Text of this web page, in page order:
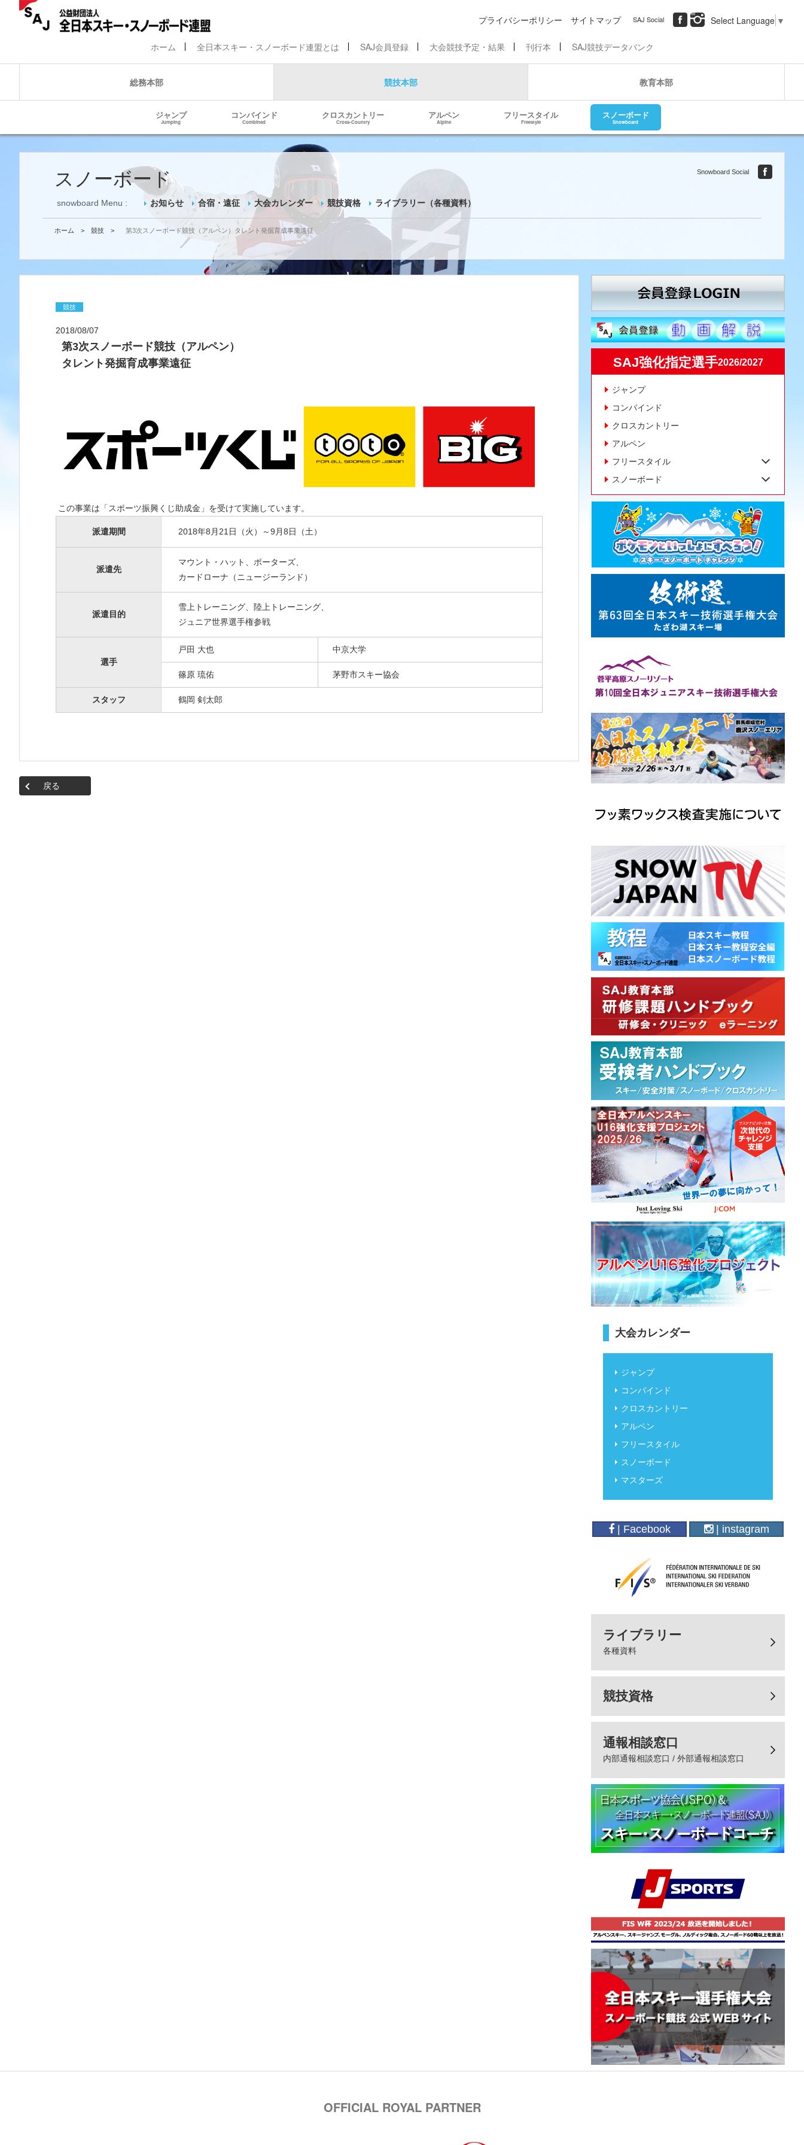
プライバシーポリシー サイトマップ SAJ Social Select Language ▼
ホーム 全日本スキー・スノーボード連盟とは SAJ会員登録 大会競技予定・結果 刊行本 SAJ競技データバンク
総務本部 競技本部 教育本部
ジャンプ
Jumping
コンバインド
Combined
クロスカントリー
Cross-Country
アルペン
Alpine
フリースタイル
Freestyle
スノーボード
Snowboard
スノーボード
snowboard Menu : お知らせ 合宿・遠征 大会カレンダー 競技資格 ライブラリー（各種資料）
Snowboard Social
ホーム > 競技 > 第3次スノーボード競技（アルペン） タレント発掘育成事業遠征
競技
2018/08/07
第3次スノーボード競技（アルペン）
タレント発掘育成事業遠征
この事業は「スポーツ振興くじ助成金」を受けて実施しています。
派遣期間 2018年8月21日（火）～9月8日（土）
派遣先
マウント・ハット、ポーターズ、
カードローナ（ニュージーランド）
派遣目的
雪上トレーニング、陸上トレーニング、
ジュニア世界選手権参戦
選手
戸田 大也 中京大学
篠原 琉佑 茅野市スキー協会
スタッフ 鶴岡 剣太郎
戻る
SAJ強化指定選手2026/2027
ジャンプ
コンバインド
クロスカントリー
アルペン
フリースタイル
スノーボード
大会カレンダー
ジャンプ
コンバインド
クロスカントリー
アルペン
フリースタイル
スノーボード
マスターズ
| Facebook | instagram
ライブラリー
各種資料
競技資格
通報相談窓口
内部通報相談窓口 / 外部通報相談窓口
OFFICIAL ROYAL PARTNER